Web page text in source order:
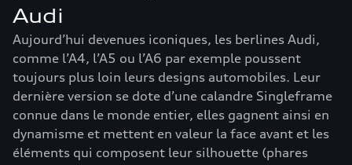
Audi
Aujourd’hui devenues iconiques, les berlines Audi,
comme l’A4, l’A5 ou l’A6 par exemple poussent
toujours plus loin leurs designs automobiles. Leur
dernière version se dote d’une calandre Singleframe
connue dans le monde entier, elles gagnent ainsi en
dynamisme et mettent en valeur la face avant et les
éléments qui composent leur silhouette (phares